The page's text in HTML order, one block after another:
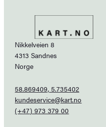
Nikkelveien 8
4313 Sandnes
Norge
58.869409, 5.735402
kundeservice@kart.no
(+47) 973 379 00